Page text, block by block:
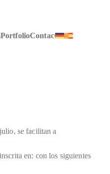
PortfolioContact
se facilitan a
en: con los siguientes